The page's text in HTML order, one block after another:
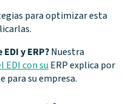
para optimizar esta
y ERP?Nuestra
EDI con su ERP explica por
para su empresa.